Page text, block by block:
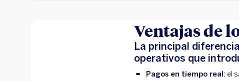
Ventajas de
La principal
operativos que
Pagos en tiempo real: el